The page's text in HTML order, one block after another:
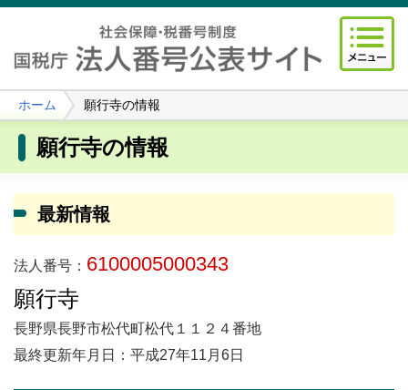
ホーム 願行寺の情報
願行寺の情報
最新情報
法人番号： 6100005000343
願行寺
長野県長野市松代町松代１１２４番地
最終更新年月日：平成27年11月6日